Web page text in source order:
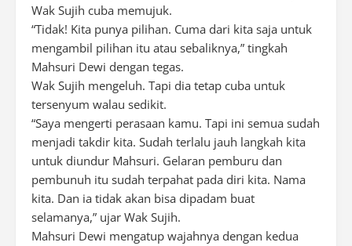
Wak Sujih cuba memujuk.
“Tidak! Kita punya pilihan. Cuma dari kita saja untuk
mengambil pilihan itu atau sebaliknya,” tingkah
Mahsuri Dewi dengan tegas.
Wak Sujih mengeluh. Tapi dia tetap cuba untuk
tersenyum walau sedikit.
“Saya mengerti perasaan kamu. Tapi ini semua sudah
menjadi takdir kita. Sudah terlalu jauh langkah kita
untuk diundur Mahsuri. Gelaran pemburu dan
pembunuh itu sudah terpahat pada diri kita. Nama
kita. Dan ia tidak akan bisa dipadam buat
selamanya,” ujar Wak Sujih.
Mahsuri Dewi mengatup wajahnya dengan kedua